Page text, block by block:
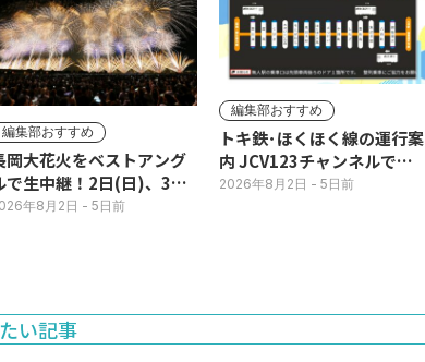
編集部おすすめ
岡大花火をベストアング
で生中継！2日(日)、3日
)年8月2日 - 5日前
編集部おすすめ
トキ鉄･ほくほく線の運行案
内 JCV123チャンネルで平
日毎朝表示
2026年8月2日 - 5日前
い記事